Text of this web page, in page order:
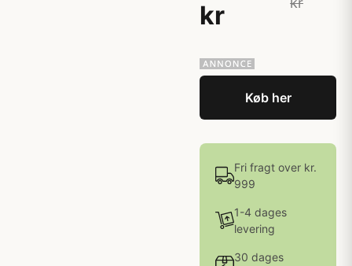
kr
Køb her
Fri fragt over kr.
999
1-4 dages
levering
30 dages